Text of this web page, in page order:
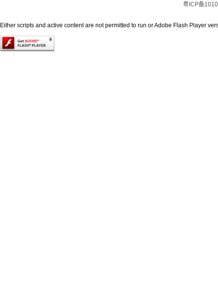
粤ICP备
Either scripts and active content are not permitted to run or Adobe Flash Player